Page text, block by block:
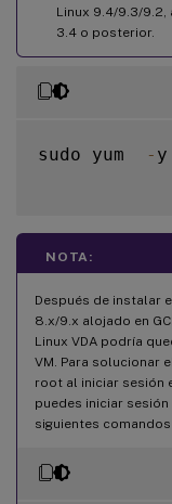
Linux 9.4/9.3/9.2,
3.4 o posterior.
sudo yum -
NOTA:
Después de instalar
8.x/9.x alojado en
Linux VDA podría
VM. Para solucionar
root al iniciar sesión
puedes iniciar
siguientes